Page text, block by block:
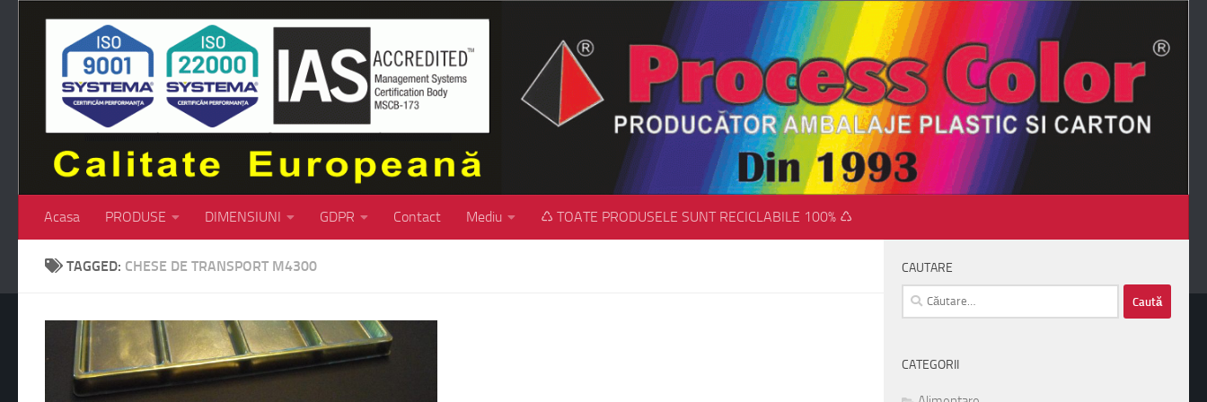
Skip to content
Acasa PRODUSE DIMENSIUNI GDPR Contact Mediu ♺ TOATE PRODUSELE SUNT RECICLABILE 100% ♺
TAGGED: CHESE DE TRANSPORT M4300 CAUTARE
Caută
după:
CATEGORII